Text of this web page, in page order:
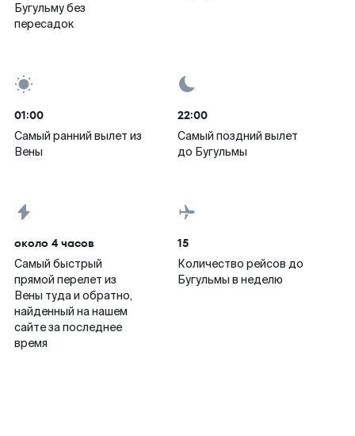
Бугульму без
пересадок
01:00
Самый ранний вылет из
Вены
22:00
Самый поздний вылет
до Бугульмы
около 4 часов
Самый быстрый
прямой перелет из
Вены туда и обратно,
найденный на нашем
сайте за последнее
время
15
Количество рейсов до
Бугульмы в неделю